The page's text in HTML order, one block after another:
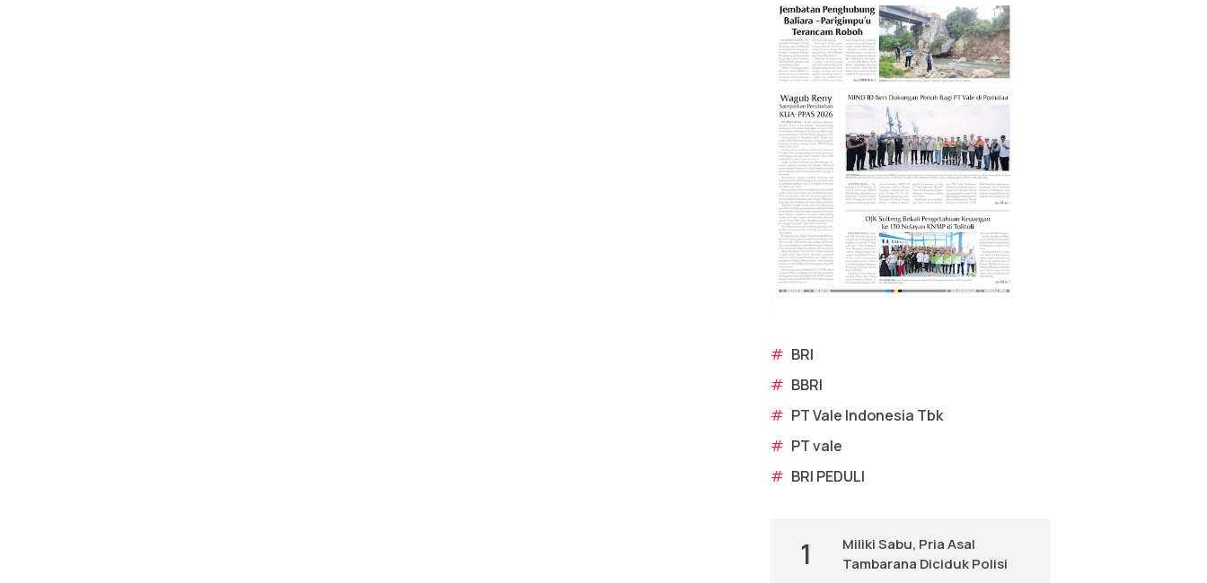
# BRI
# BBRI
# PT Vale Indonesia Tbk
# PT vale
# BRI PEDULI
1
Miliki Sabu, Pria Asal
Tambarana Diciduk Polisi